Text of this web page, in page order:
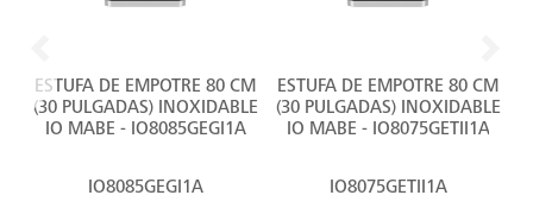
ESTUFA DE EMPOTRE 80 CM
(30 PULGADAS) INOXIDABLE
IO MABE - IO8085GEGI1A
IO8085GEGI1A
ESTUFA DE EMPOTRE 80 CM
(30 PULGADAS) INOXIDABLE
IO MABE - IO8075GETII1A
IO8075GETII1A